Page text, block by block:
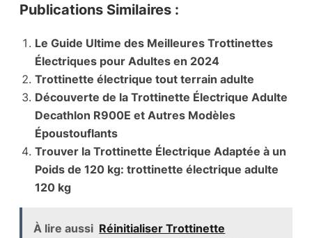
Publications Similaires :
Le Guide Ultime des Meilleures Trottinettes
Électriques pour Adultes en 2024
Trottinette électrique tout terrain adulte
Découverte de la Trottinette Électrique Adulte
Decathlon R900E et Autres Modèles
Époustouflants
Trouver la Trottinette Électrique Adaptée à un
Poids de 120 kg: trottinette électrique adulte
120 kg
À lire aussi Réinitialiser Trottinette